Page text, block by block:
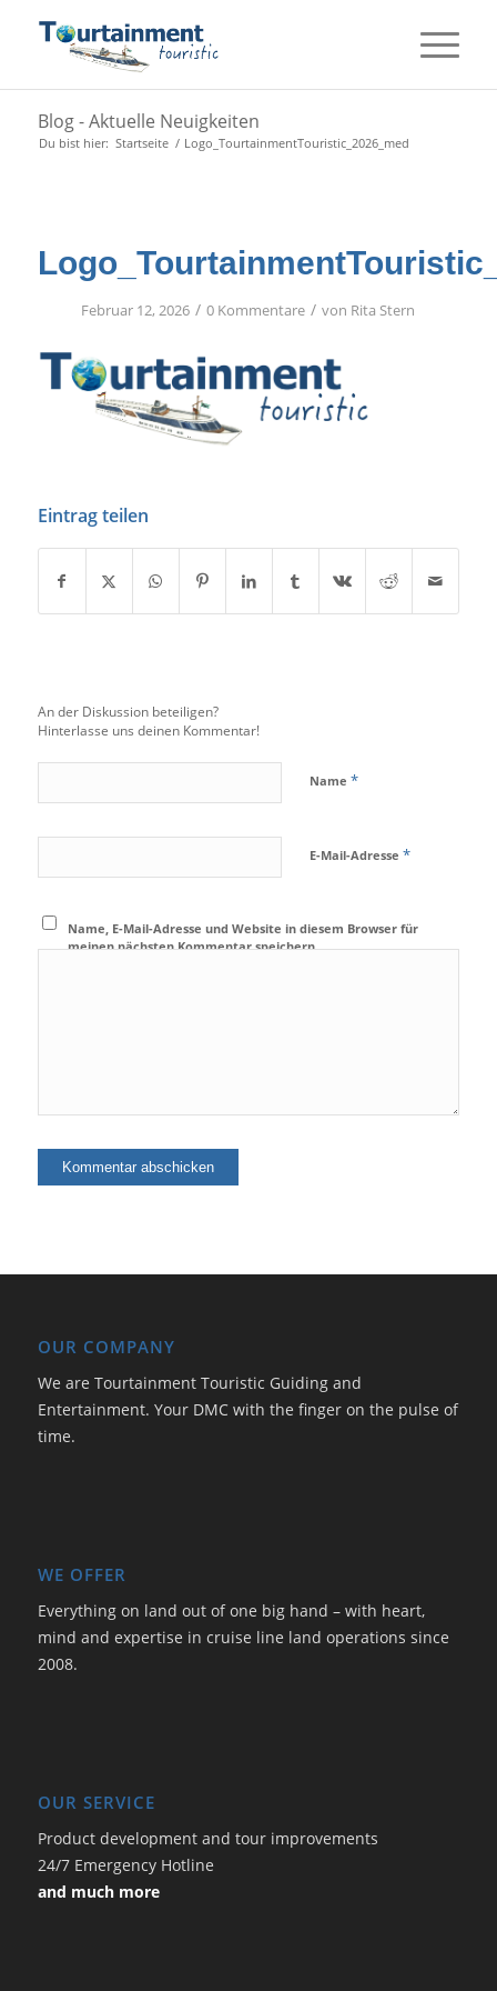
Blog - Aktuelle Neuigkeiten
Du bist hier: Startseite / Logo_TourtainmentTouristic_2026_med
Februar 12, 2026 / 0 Kommentare / von Rita Stern
Eintrag teilen
An der Diskussion beteiligen?
Hinterlasse uns deinen Kommentar!
Name *
E-Mail-Adresse *
Name, E-Mail-Adresse und Website in diesem Browser für
meinen nächsten Kommentar speichern.
OUR COMPANY
We are Tourtainment Touristic Guiding and
Entertainment. Your DMC with the finger on the pulse of
time.
WE OFFER
Everything on land out of one big hand – with heart,
mind and expertise in cruise line land operations since
2008.
OUR SERVICE
Product development and tour improvements
24/7 Emergency Hotline
and much more